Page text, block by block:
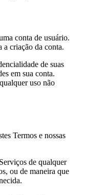
conta de usuário.
a criação da conta.
de suas
em sua conta.
uso não
Termos e nossas
de qualquer
ou de maneira que